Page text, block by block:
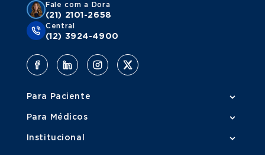
Fale com a Dora
(21) 2101-2658
Central
(12) 3924-4900
Para Paciente
Para Médicos
Institucional